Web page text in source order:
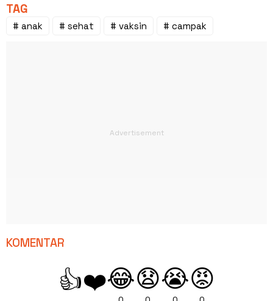
TAG
# anak # sehat # vaksin # campak
KOMENTAR
👍❤️😂😧😭😡